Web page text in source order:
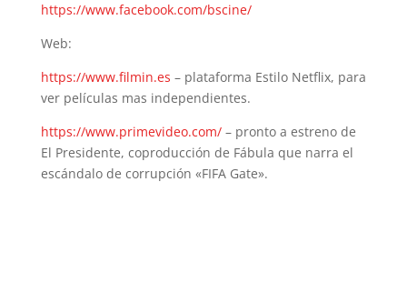
https://www.facebook.com/bscine/
Web:
https://www.filmin.es – plataforma Estilo Netflix, para
ver películas mas independientes.
https://www.primevideo.com/– pronto a estreno de
El Presidente, coproducción de Fábula que narra el
escándalo de corrupción «FIFA Gate».